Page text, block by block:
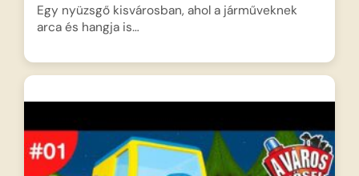
Egy nyüzsgő kisvárosban, ahol a járműveknek
arca és hangja is…